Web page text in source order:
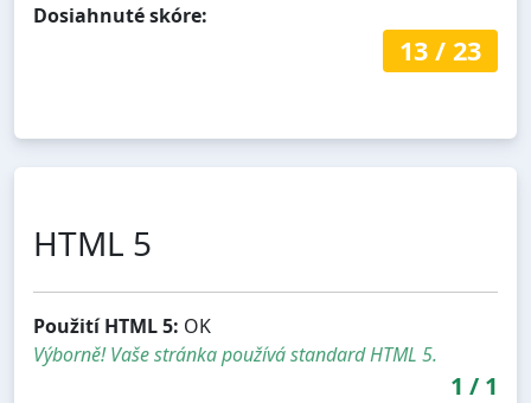
Dosiahnuté skóre:
13/ 23
HTML 5
Použití HTML 5: OK
Výborně! Vaše stránka používá standard HTML 5.
1 / 1